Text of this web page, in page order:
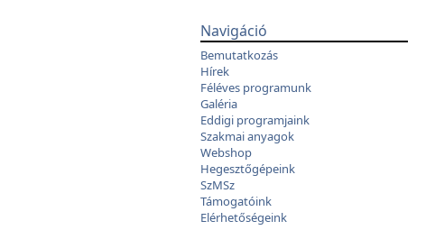
Navigáció
Bemutatkozás
Hírek
Féléves programunk
Galéria
Eddigi programjaink
Szakmai anyagok
Webshop
Hegesztőgépeink
SzMSz
Támogatóink
Elérhetőségeink